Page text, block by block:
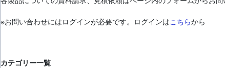
※お問い合わせにはログインが必要です。ログインはこちらから
カテゴリー一覧